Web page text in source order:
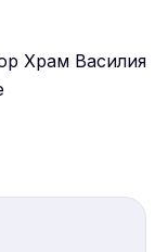
Храм Василия